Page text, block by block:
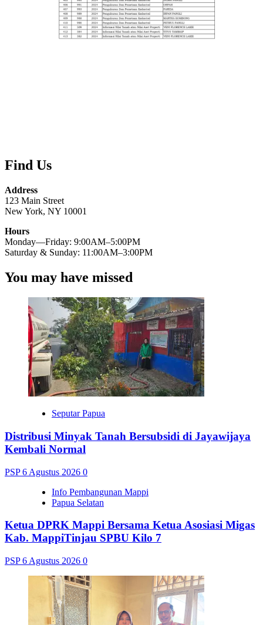
Find Us
Address
123 Main Street
New York, NY 10001
Hours
Monday—Friday: 9:00AM–5:00PM
Saturday & Sunday: 11:00AM–3:00PM
You may have missed
Seputar Papua
Distribusi Minyak Tanah Bersubsidi di Jayawijaya
Kembali Normal
PSP6 Agustus 2026 0
Info Pembangunan Mappi
Papua Selatan
Ketua DPRK Mappi Bersama Ketua Asosiasi Migas
Kab. MappiTinjau SPBU Kilo 7
PSP6 Agustus 2026 0